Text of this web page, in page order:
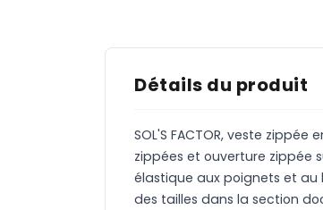
Détails du produit
SOL'S FACTOR, veste
zippées et ouverture zippée
élastique aux poignets et au
des tailles dans la section